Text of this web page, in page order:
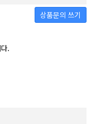
상품문의 쓰기
.